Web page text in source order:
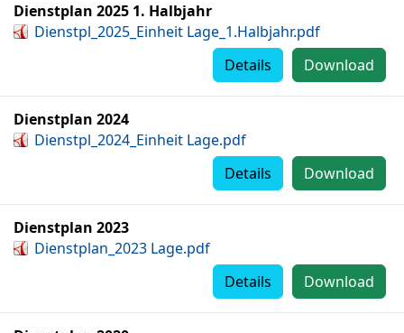
Dienstplan 2025 1. Halbjahr
Dienstpl_2025_Einheit Lage_1.Halbjahr.pdf
Download
Details
Dienstplan 2024
Dienstpl_2024_Einheit Lage.pdf
Download
Details
Dienstplan 2023
Dienstplan_2023 Lage.pdf
Download
Details